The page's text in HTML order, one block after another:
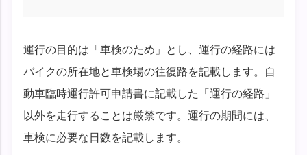
運行の目的は「車検のため」とし、運行の経路には
バイクの所在地と車検場の往復路を記載します。自
動車臨時運行許可申請書に記載した「運行の経路」
以外を走行することは厳禁です。運行の期間には、
車検に必要な日数を記載します。